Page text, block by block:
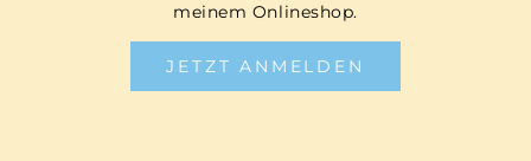
meinem Onlineshop.
JETZT ANMELDEN